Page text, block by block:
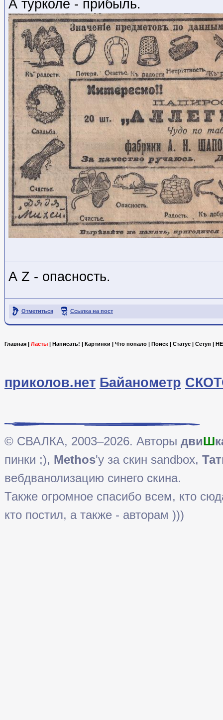
А турколе - прибыль.
А Z - опасность.
Отметиться Ссылка на пост
Главная | Ласты | Написать! | Картинки | Что попало | Поиск | Статус | Сетуп |
приколов.нет Байанометр
© СВАЛКА, 2003–2026. Авторы двиШ
пинки ;), Methos'у за скин sandbox,
вебдванолизацию синего скина.
Также огромное спасибо всем, кто
кто постил, а также - авторам )))